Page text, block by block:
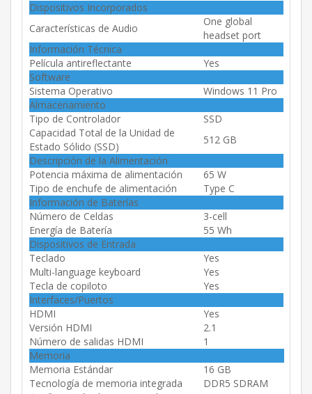
Dispositivos Incorporados
Características de Audio
One global
headset port
Información Técnica
Película antireflectante
Yes
Software
Sistema Operativo
Windows 11 Pro
Almacenamiento
Tipo de Controlador
SSD
Capacidad Total de la Unidad de
Estado Sólido (SSD)
512 GB
Descripción de la Alimentación
Potencia máxima de alimentación
65 W
Tipo de enchufe de alimentación
Type C
Información de Baterías
Número de Celdas
3-cell
Energía de Batería
55 Wh
Dispositivos de Entrada
Teclado
Yes
Multi-language keyboard
Yes
Tecla de copiloto
Yes
Interfaces/Puertos
HDMI
Yes
Versión HDMI
2.1
Número de salidas HDMI
1
Memoria
Memoria Estándar
16 GB
Tecnología de memoria integrada
DDR5 SDRAM